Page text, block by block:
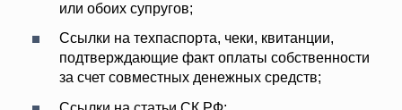
или обоих супругов;
Ссылки на техпаспорта, чеки, квитанции,
подтверждающие факт оплаты собственности
за счет совместных денежных средств;